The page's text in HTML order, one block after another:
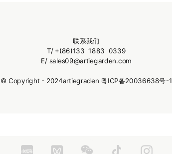
联系我们
T/ +(86)133 1883 0339
E/ sales09@artiegarden.com
© Copyright - 2024artiegraden粤ICP备20036638号-1